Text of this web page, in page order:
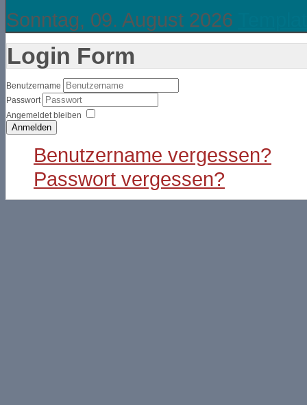
Sonntag, 09. August 2026
Login Form
Benutzername
Passwort
Angemeldet bleiben
Anmelden
Benutzername vergessen?
Passwort vergessen?